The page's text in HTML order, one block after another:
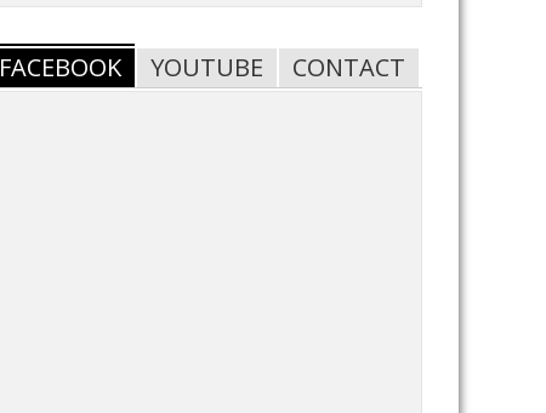
FACEBOOK YOUTUBE CONTACT